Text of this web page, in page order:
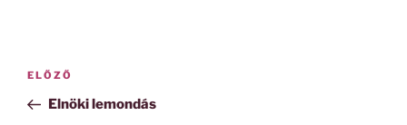
Bejegyzés
Korábbi
bejegyzés
ELŐZŐ
Elnöki lemondás